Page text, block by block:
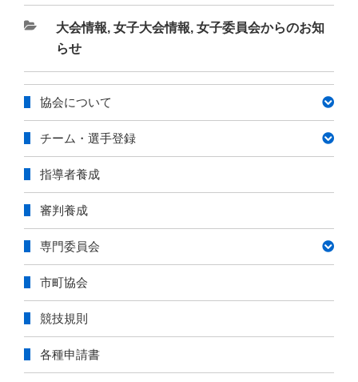
カ
テ
ゴ
ー
大会情報, 女子大会情報, 女子委員会からのお知
らせ
協会について
チーム・選手登録
指導者養成
審判養成
専門委員会
市町協会
競技規則
各種申請書